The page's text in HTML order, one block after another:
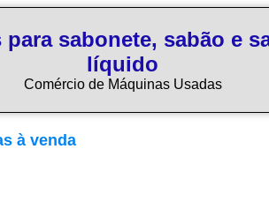
para sabonete, sabão e
líquido
Comércio de Máquinas Usadas
à venda